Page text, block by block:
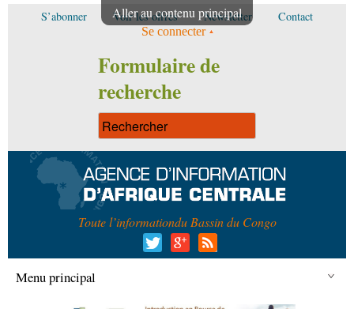
Aller au contenu principal
S’abonner Voir les offres Newsletter Contact
Se connecter
Formulaire de
recherche
Toute l’informationdu Bassin du Congo
Menu principal